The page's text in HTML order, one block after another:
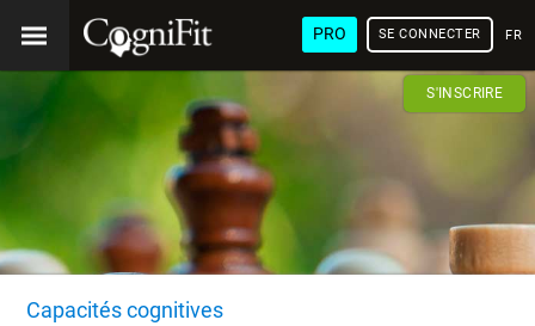
PRO SE CONNECTER
S'INSCRIRE
Capacités cognitives